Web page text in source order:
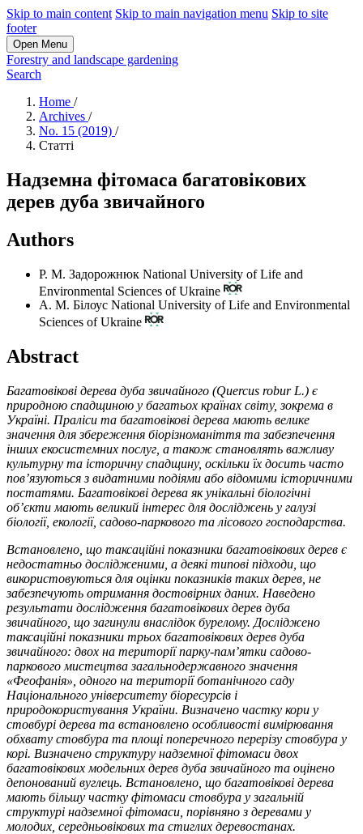
Skip to main content Skip to main navigation menu Skip to site
footer
Open Menu
Forestry and landscape gardening
Search
Home /
Archives /
No. 15 (2019) /
Статті
Надземна фітомаса багатовікових
дерев дуба звичайного
Authors
Р. М. Задорожнюк National University of Life and
Environmental Sciences of Ukraine
А. М. Білоус National University of Life and Environmental
Sciences of Ukraine
Abstract
Багатовікові дерева дуба звичайного (Quercus robur L.) є
природною спадщиною у багатьох країнах світу, зокрема в
Україні. Праліси та багатовікові дерева мають велике
значення для збереження біорізноманіття та забезпечення
інших екосистемних послуг, а також становлять важливу
культурну та історичну спадщину, оскільки їх досить часто
пов’язуються з видатними подіями або відомими історичними
постатями. Багатовікові дерева як унікальні біологічні
об’єкти мають великий інтерес для досліджень у галузі
біології, екології, садово-паркового та лісового господарства.
Встановлено, що таксаційні показники багатовікових дерев є
недостатньо дослідженими, а деякі типові підходи, що
використовуються для оцінки показників таких дерев, не
забезпечують отримання достовірних даних. Наведено
результати дослідження багатовікових дерев дуба
звичайного, що загинули внаслідок бурелому. Досліджено
таксаційні показники трьох багатовікових дерев дуба
звичайного: двох на території парку-пам’ятки садово-
паркового мистецтва загальнодержавного значення
«Феофанія», одного на території ботанічного саду
Національного університету біоресурсів і
природокористування України. Визначено частку кори у
стовбурі дерева та встановлено особливості вимірювання
обхвату стовбура та площі поперечного перерізу стовбура у
корі. Визначено структуру надземної фітомаси двох
багатовікових модельних дерев дуба звичайного та оцінено
депонований вуглець. Встановлено, що багатовікові дерева
мають більшу частку фітомаси стовбура у загальній
структурі надземної фітомаси, порівняно з деревами у
молодих, середньовікових та стиглих деревостанах.